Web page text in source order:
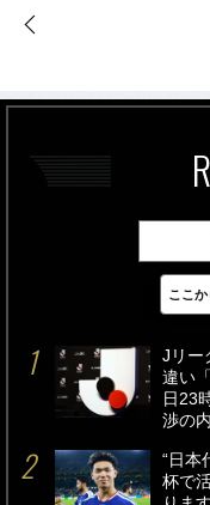
最新
Jリー
違い
日23
渉の
“日本
杯で
ここ